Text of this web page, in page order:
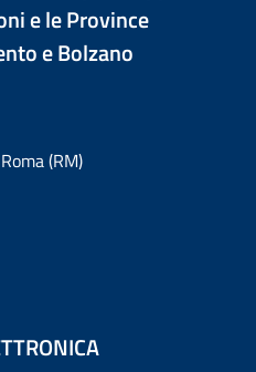
e le Province
e Bolzano
(RM)